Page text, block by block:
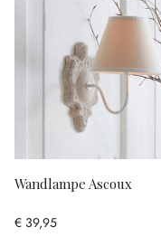
Wandlampe Ascoux
€ 39,95